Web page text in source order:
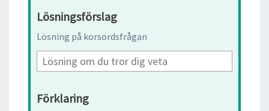
Lösningsförslag
Lösning på korsordsfrågan
Förklaring